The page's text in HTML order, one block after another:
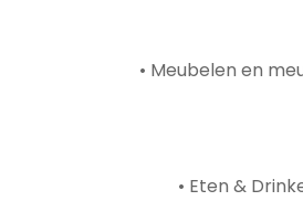
• Meubelen en
• Eten &